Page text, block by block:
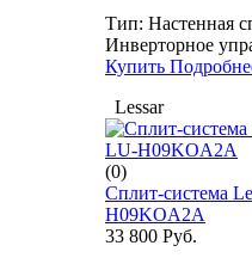
Тип: Настенная
Инверторное
Купить
Lessar
(0)
Сплит-система
H09KOA2A
33 800 Руб.